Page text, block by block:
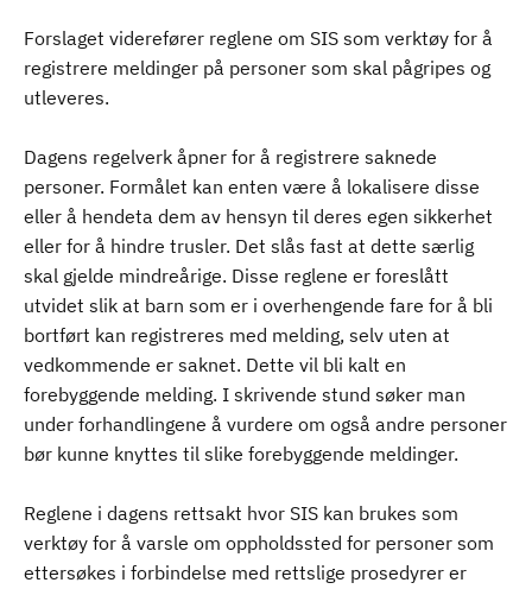
Forslaget viderefører reglene om SIS som verktøy for å
registrere meldinger på personer som skal pågripes og
utleveres.
Dagens regelverk åpner for å registrere saknede
personer. Formålet kan enten være å lokalisere disse
eller å hendeta dem av hensyn til deres egen sikkerhet
eller for å hindre trusler. Det slås fast at dette særlig
skal gjelde mindreårige. Disse reglene er foreslått
utvidet slik at barn som er i overhengende fare for å bli
bortført kan registreres med melding, selv uten at
vedkommende er saknet. Dette vil bli kalt en
forebyggende melding. I skrivende stund søker man
under forhandlingene å vurdere om også andre personer
bør kunne knyttes til slike forebyggende meldinger.
Reglene i dagens rettsakt hvor SIS kan brukes som
verktøy for å varsle om oppholdssted for personer som
ettersøkes i forbindelse med rettslige prosedyrer er